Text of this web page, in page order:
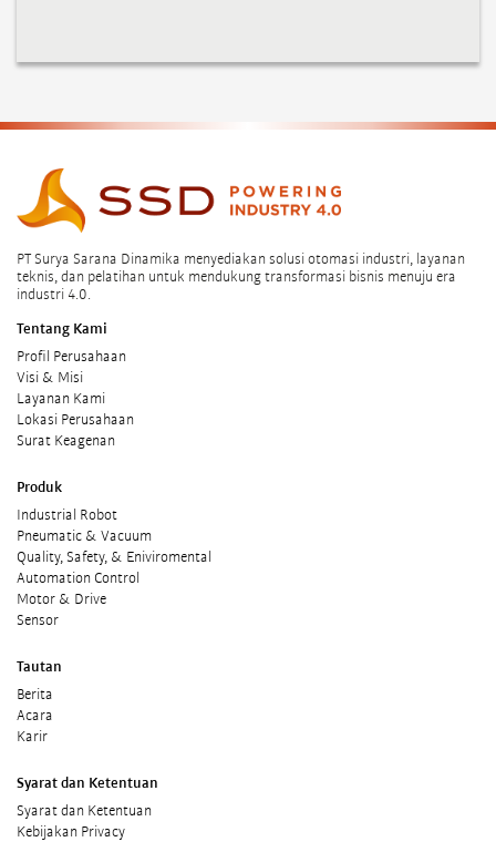
PT Surya Sarana Dinamika menyediakan solusi otomasi industri, layanan
teknis, dan pelatihan untuk mendukung transformasi bisnis menuju era
industri 4.0.
Tentang Kami
Profil Perusahaan
Visi & Misi
Layanan Kami
Lokasi Perusahaan
Surat Keagenan
Produk
Industrial Robot
Pneumatic & Vacuum
Quality, Safety, & Eniviromental
Automation Control
Motor & Drive
Sensor
Tautan
Berita
Acara
Karir
Syarat dan Ketentuan
Syarat dan Ketentuan
Kebijakan Privacy